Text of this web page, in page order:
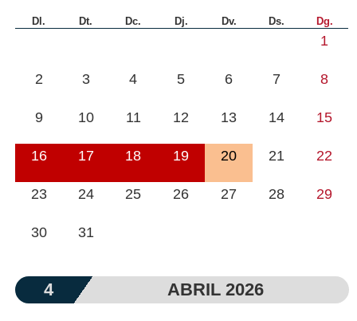
Dl. Dt. Dc. Dj. Dv. Ds. Dg.
1
2 3 4 5 6 7 8
9 10 11 12 13 14 15
16 17 18 19 20 21 22
23 24 25 26 27 28 29
30 31
4 ABRIL 2026